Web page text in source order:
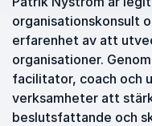
organisationskonsult
erfarenhet av att
organisationer.
facilitator, coach och
verksamheter att
beslutsfattande och